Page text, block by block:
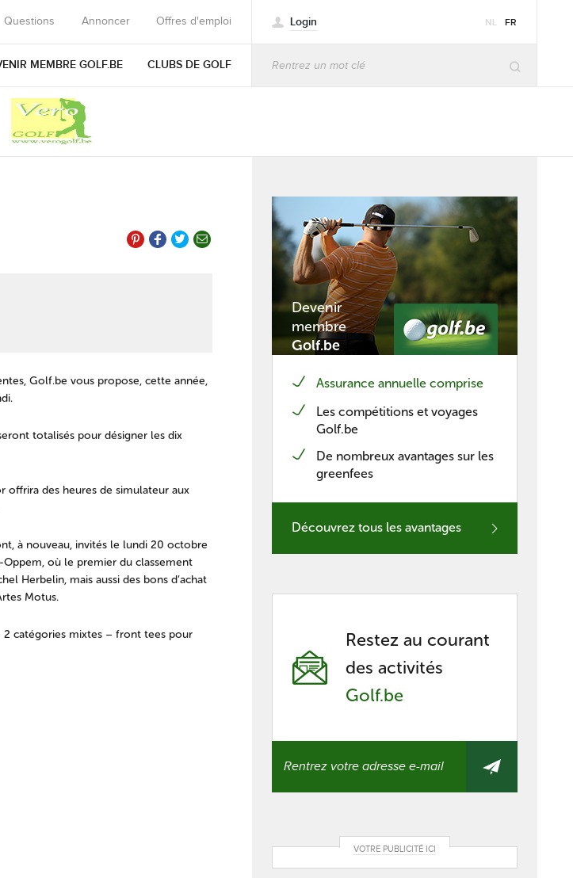
Questions Annoncer Offres d'emploi Login NL FR
MEMBRE GOLF.BE CLUBS DE GOLF
Golf.be vous propose, cette année,
totalisés pour désigner les dix
offrira des heures de simulateur aux
à nouveau, invités le lundi 20 octobre
Oppem, où le premier du classement
Herbelin, mais aussi des bons d’achat
Motus.
catégories mixtes – front tees pour
Devenir
membre
Golf.be
Assurance annuelle comprise
Les compétitions et voyages
Golf.be
De nombreux avantages sur les
greenfees
Découvrez tous les avantages
Restez au courant
des activités
Golf.be
VOTRE PUBLICITÉ ICI